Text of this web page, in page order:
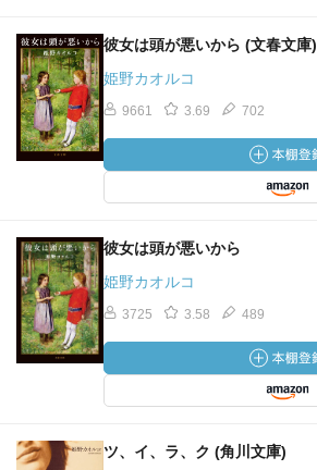
彼女は頭が悪いから (文春文庫)
姫野カオルコ
9661 3.69 702
彼女は頭が悪いから
姫野カオルコ
3725 3.58 489
ツ、イ、ラ、ク (角川文庫)